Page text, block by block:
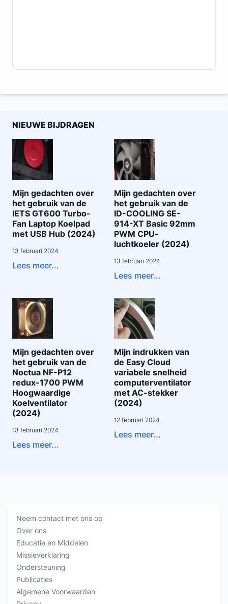
NIEUWE BIJDRAGEN
Mijn gedachten over
het gebruik van de
IETS GT600 Turbo-
Fan Laptop Koelpad
met USB Hub (2024)
13 februari 2024
Lees meer...
Mijn gedachten over
het gebruik van de
ID-COOLING SE-
914-XT Basic 92mm
PWM CPU-
luchtkoeler (2024)
13 februari 2024
Lees meer...
Mijn gedachten over
het gebruik van de
Noctua NF-P12
redux-1700 PWM
Hoogwaardige
Koelventilator
(2024)
13 februari 2024
Lees meer...
Mijn indrukken van
de Easy Cloud
variabele snelheid
computerventilator
met AC-stekker
(2024)
12 februari 2024
Lees meer...
Neem contact met ons op
Over ons
Educatie en Middelen
Missieverklaring
Ondersteuning
Publicaties
Algemene Voorwaarden